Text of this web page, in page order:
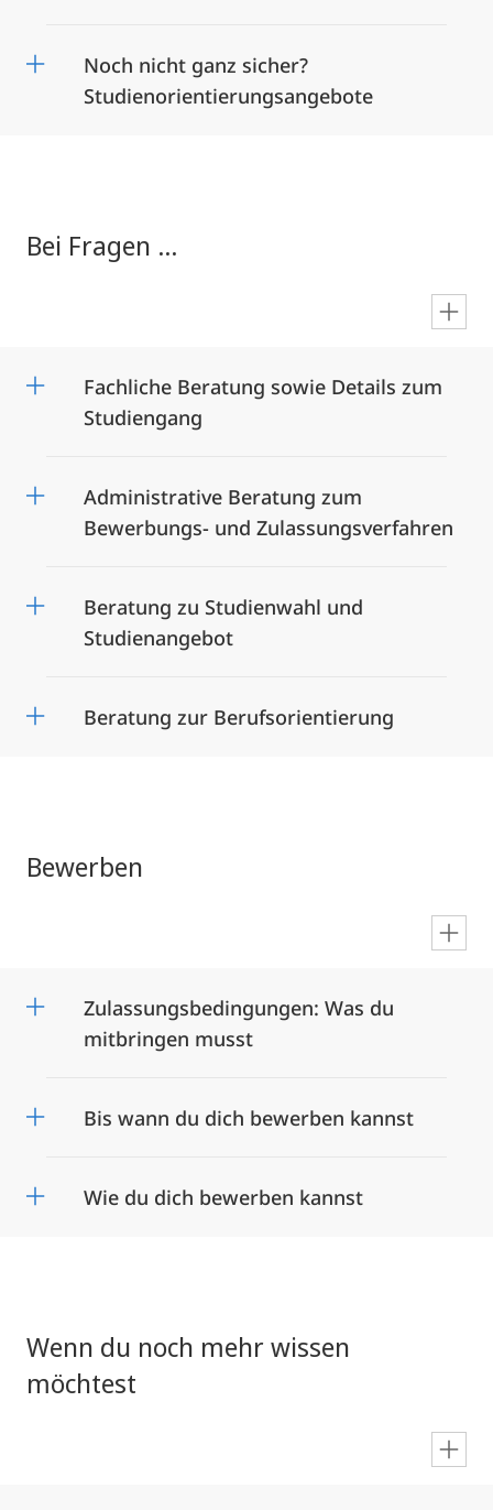
Noch nicht ganz sicher?
Studienorientierungsangebote
Bei Fragen ...
Fachliche Beratung sowie Details zum
Studiengang
Administrative Beratung zum
Bewerbungs- und Zulassungsverfahren
Beratung zu Studienwahl und
Studienangebot
Beratung zur Berufsorientierung
Bewerben
Zulassungsbedingungen: Was du
mitbringen musst
Bis wann du dich bewerben kannst
Wie du dich bewerben kannst
Wenn du noch mehr wissen
möchtest